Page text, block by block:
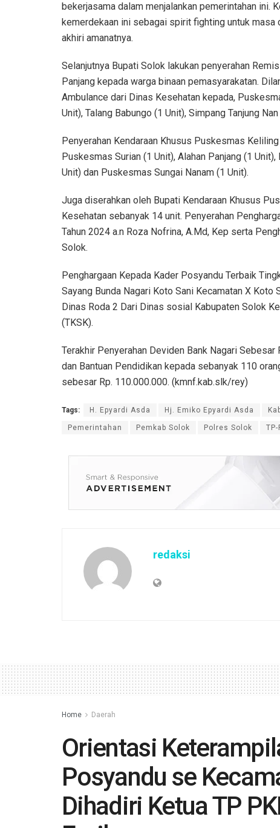
bekerjasama dalam menjalankan pemerintahan ini.
kemerdekaan ini sebagai spirit fighting untuk masa
akhiri amanatnya.
Selanjutnya Bupati Solok lakukan penyerahan
Panjang kepada warga binaan pemasyarakatan.
Ambulance dari Dinas Kesehatan kepada,
Unit), Talang Babungo (1 Unit), Simpang Tanjung
Penyerahan Kendaraan Khusus Puskesmas
Puskesmas Surian (1 Unit), Alahan Panjang (1
Unit) dan Puskesmas Sungai Nanam (1 Unit).
Juga diserahkan oleh Bupati Kendaraan Khusus
Kesehatan sebanyak 14 unit. Penyerahan
Tahun 2024 a.n Roza Nofrina, A.Md, Kep serta
Solok.
Penghargaan Kepada Kader Posyandu Terbaik
Sayang Bunda Nagari Koto Sani Kecamatan X Koto
Dinas Roda 2 Dari Dinas sosial Kabupaten Solok
(TKSK).
Terakhir Penyerahan Deviden Bank Nagari
dan Bantuan Pendidikan kepada sebanyak 110
sebesar Rp. 110.000.000. (kmnf.kab.slk/rey)
Tags: H. Epyardi Asda Hj. Emiko Epyardi Asda
Pemerintahan Pemkab Solok Polres Solok
redaksi
Home Daerah
Orientasi
Posyandu se
Dihadiri Ketua TP